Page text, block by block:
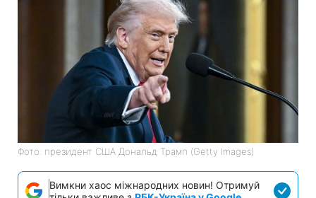
Фото: президент США Дональд Трамп (Getty Images)
Вимкни хаос міжнародних новин! Отримуй